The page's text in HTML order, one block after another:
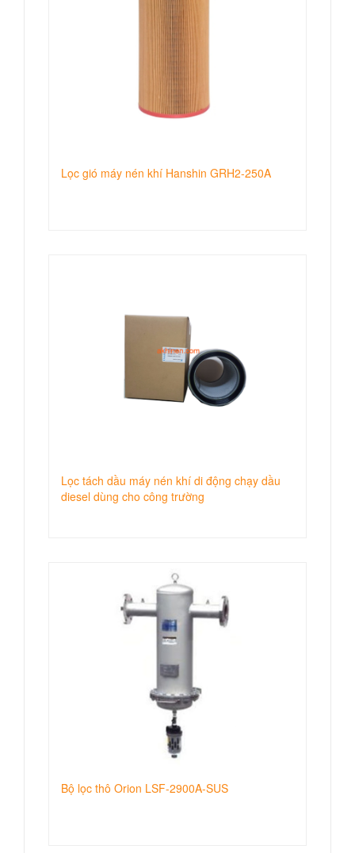
Lọc gió máy nén khí Hanshin GRH2-250A
Lọc tách dầu máy nén khí di động chạy dầu
diesel dùng cho công trường
Bộ lọc thô Orion LSF-2900A-SUS